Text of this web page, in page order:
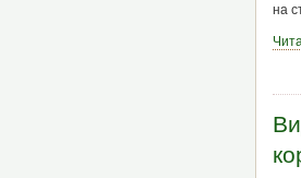
на